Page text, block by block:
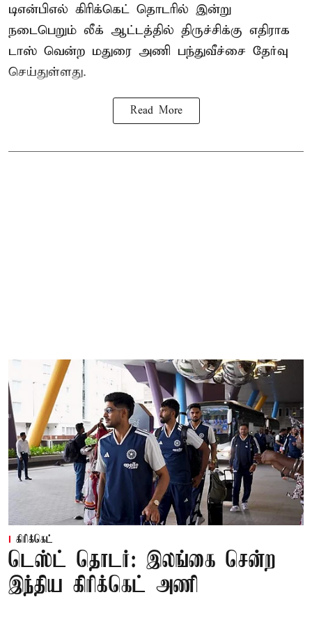
டிஎன்பிஎல் கிரிக்கெட் தொடரில் இன்று
நடைபெறும் லீக் ஆட்டத்தில் திருச்சிக்கு எதிராக
டாஸ் வென்ற மதுரை அணி பந்துவீச்சை தேர்வு
செய்துள்ளது.
Read More
கிரிக்கெட்
டெஸ்ட் தொடர்: இலங்கை சென்ற
இந்திய கிரிக்கெட் அணி